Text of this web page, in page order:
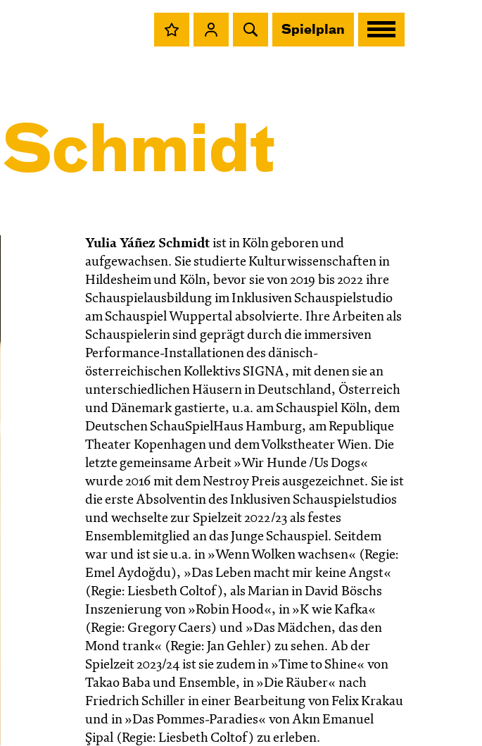
Spielplan
Yulia Yáñez Schmidtist in Köln geboren und
aufgewachsen. Sie studierte Kulturwissenschaften in
Hildesheim und Köln, bevor sie von 2019 bis 2022 ihre
Schauspielausbildung im Inklusiven Schauspielstudio
am Schauspiel Wuppertal absolvierte. Ihre Arbeiten als
Schauspielerin sind geprägt durch die immersiven
Performance-Installationen des dänisch-
österreichischen Kollektivs SIGNA, mit denen sie an
unterschiedlichen Häusern in Deutschland, Österreich
und Dänemark gastierte, u.a. am Schauspiel Köln, dem
Deutschen SchauSpielHaus Hamburg, am Republique
Theater Kopenhagen und dem Volkstheater Wien. Die
letzte gemeinsame Arbeit »Wir Hunde /Us Dogs«
wurde 2016 mit dem Nestroy Preis ausgezeichnet. Sie ist
die erste Absolventin des Inklusiven Schauspielstudios
und wechselte zur Spielzeit 2022/23 als festes
Ensemblemitglied an das Junge Schauspiel. Seitdem
war und ist sie u.a. in »Wenn Wolken wachsen« (Regie:
Emel Aydoğdu), »Das Leben macht mir keine Angst«
(Regie: Liesbeth Coltof), als Marian in David Böschs
Inszenierung von »Robin Hood«, in »K wie Kafka«
(Regie: Gregory Caers) und »Das Mädchen, das den
Mond trank« (Regie: Jan Gehler) zu sehen. Ab der
Spielzeit 2023/24 ist sie zudem in »Time to Shine« von
Takao Baba und Ensemble, in »Die Räuber« nach
Friedrich Schiller in einer Bearbeitung von Felix Krakau
und in »Das Pommes-Paradies« von Akın Emanuel
Şipal (Regie: Liesbeth Coltof) zu erleben.